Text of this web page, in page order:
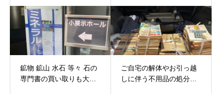
鉱物 鉱山 水石 等々 石の
専門書の買い取りも大歓
ご自宅の解体やお引っ越
しに伴う不用品の処分に